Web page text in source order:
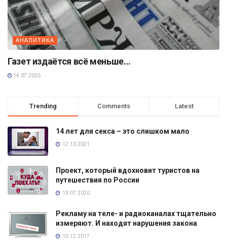
АНАЛИТИКА
Газет издаётся всё меньше…
14.07.2026
Trending Comments Latest
14 лет для секса – это слишком мало
12.10.2021
Проект, который вдохновит туристов на
путешествия по России
13.07.2020
Рекламу на теле- и радиоканалах тщательно
измеряют. И находят нарушения закона
13.12.2017